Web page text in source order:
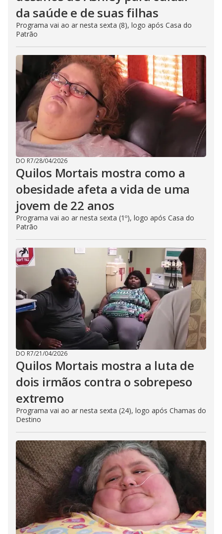
da saúde e de suas filhas
Programa vai ao ar nesta sexta (8), logo após Casa do
Patrão
DO R7/28/04/2026
Quilos Mortais mostra como a
obesidade afeta a vida de uma
jovem de 22 anos
Programa vai ao ar nesta sexta (1º), logo após Casa do
Patrão
DO R7/21/04/2026
Quilos Mortais mostra a luta de
dois irmãos contra o sobrepeso
extremo
Programa vai ao ar nesta sexta (24), logo após Chamas do
Destino